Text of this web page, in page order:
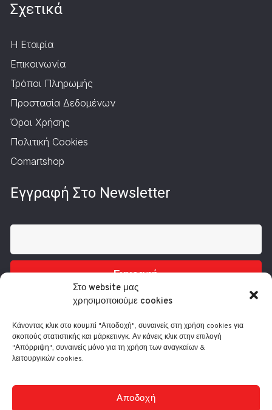
Στο website μας
χρησιμοποιούμε cookies
Κάνοντας κλικ στο κουμπί "Αποδοχή", συναινείς στη χρήση cookies για
σκοπούς στατιστικής και μάρκετινγκ. Αν κάνεις κλικ στην επιλογή
"Απόρριψη", συναινείς μόνο για τη χρήση των αναγκαίων &
λειτουργικών cookies.
Αποδοχή
Σχετικά
Η Εταιρία
Επικοινωνία
Τρόποι Πληρωμής
Προστασία Δεδομένων
Όροι Χρήσης
Πολιτική Cookies
Comartshop
Εγγραφή Στο Newsletter
Εγγραφή
Τηλ.: 210 3416200
Δευ - Παρ: 9:30 - 18:00